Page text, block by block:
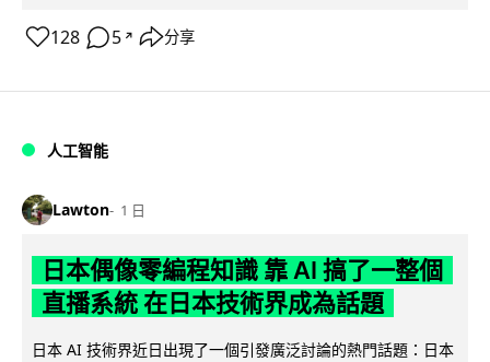
128 5 ↗ 分享
人工智能
Lawton 1 日
日本偶像零編程知識 靠 AI 搞了一整個
直播系統 在日本技術界成為話題
日本 AI 技術界近日出現了一個引發廣泛討論的熱門話題：日本